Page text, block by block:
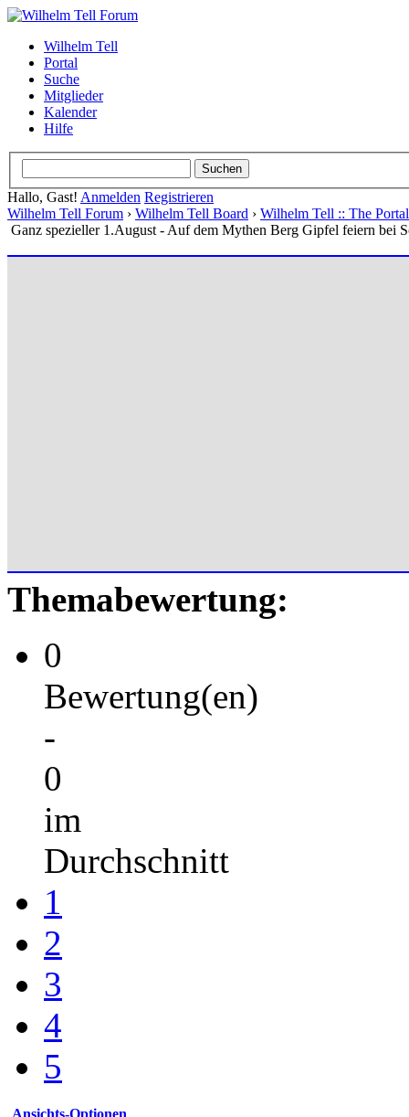
Wilhelm Tell
Portal
Suche
Mitglieder
Kalender
Hilfe
Hallo, Gast! Anmelden Registrieren
Wilhelm Tell Forum › Wilhelm Tell Board › Wilhelm Tell :: The
Ganz spezieller 1.August - Auf dem Mythen Berg Gipfel feiern bei
Themabewertung:
0
Bewertung(en)
-
0
im
Durchschnitt
1
2
3
4
5
Ansichts-Optionen